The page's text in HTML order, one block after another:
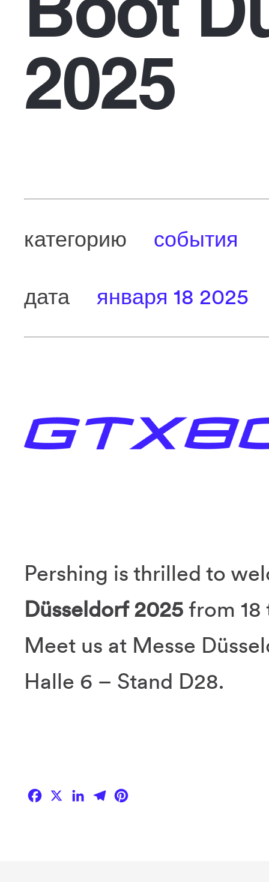
2025
категорию события
дата января 18 2025
Pershing is thrilled to
Düsseldorf 2025from 18
Meet us at Messe
Halle 6 – Stand D28.
Facebook
X LinkedIn
Telegram